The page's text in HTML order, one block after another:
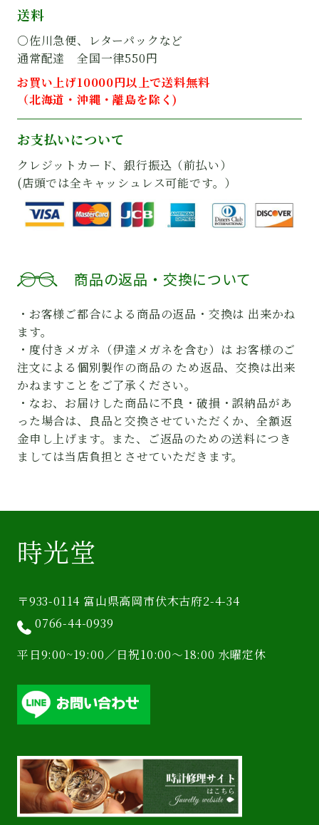
送料
○佐川急便、レターパックなど
通常配達 全国一律550円
お買い上げ10000円以上で送料無料
（北海道・沖縄・離島を除く)
お支払いについて
クレジットカード、銀行振込（前払い）
(店頭では全キャッシュレス可能です。）
商品の返品・交換について
・お客様ご都合による商品の返品・交換は 出来かね
ます。
・度付きメガネ（伊達メガネを含む）は お客様のご
注文による個別製作の商品の ため返品、交換は出来
かねますことをご了承ください。
・なお、お届けした商品に不良・破損・誤納品があ
った場合は、良品と交換させていただくか、全額返
金申し上げます。また、ご返品のための送料につき
ましては当店負担とさせていただきます。
時光堂
〒933-0114 富山県高岡市伏木古府2-4-34
0766-44-0939
平日9:00~19:00／日祝10:00〜18:00 水曜定休